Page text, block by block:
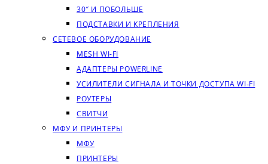
30″ И ПОБОЛЬШЕ
ПОДСТАВКИ И КРЕПЛЕНИЯ
СЕТЕВОЕ ОБОРУДОВАНИЕ
MESH WI-FI
АДАПТЕРЫ POWERLINE
УСИЛИТЕЛИ СИГНАЛА И ТОЧКИ ДОСТУПА WI‑FI
РОУТЕРЫ
СВИТЧИ
МФУ И ПРИНТЕРЫ
МФУ
ПРИНТЕРЫ